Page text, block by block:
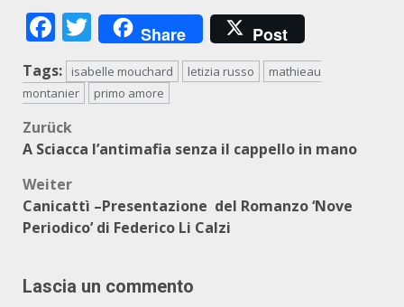
Facebook
Twitter
Share Post
Tags: isabelle mouchard letizia russo
mathieau
montanier
primo amore
Beitragsnavigation
Zurück
A Sciacca l’antimafia senza il cappello in mano
Weiter
Canicattì –Presentazione del Romanzo ‘Nove
Periodico’ di Federico Li Calzi
Lascia un commento